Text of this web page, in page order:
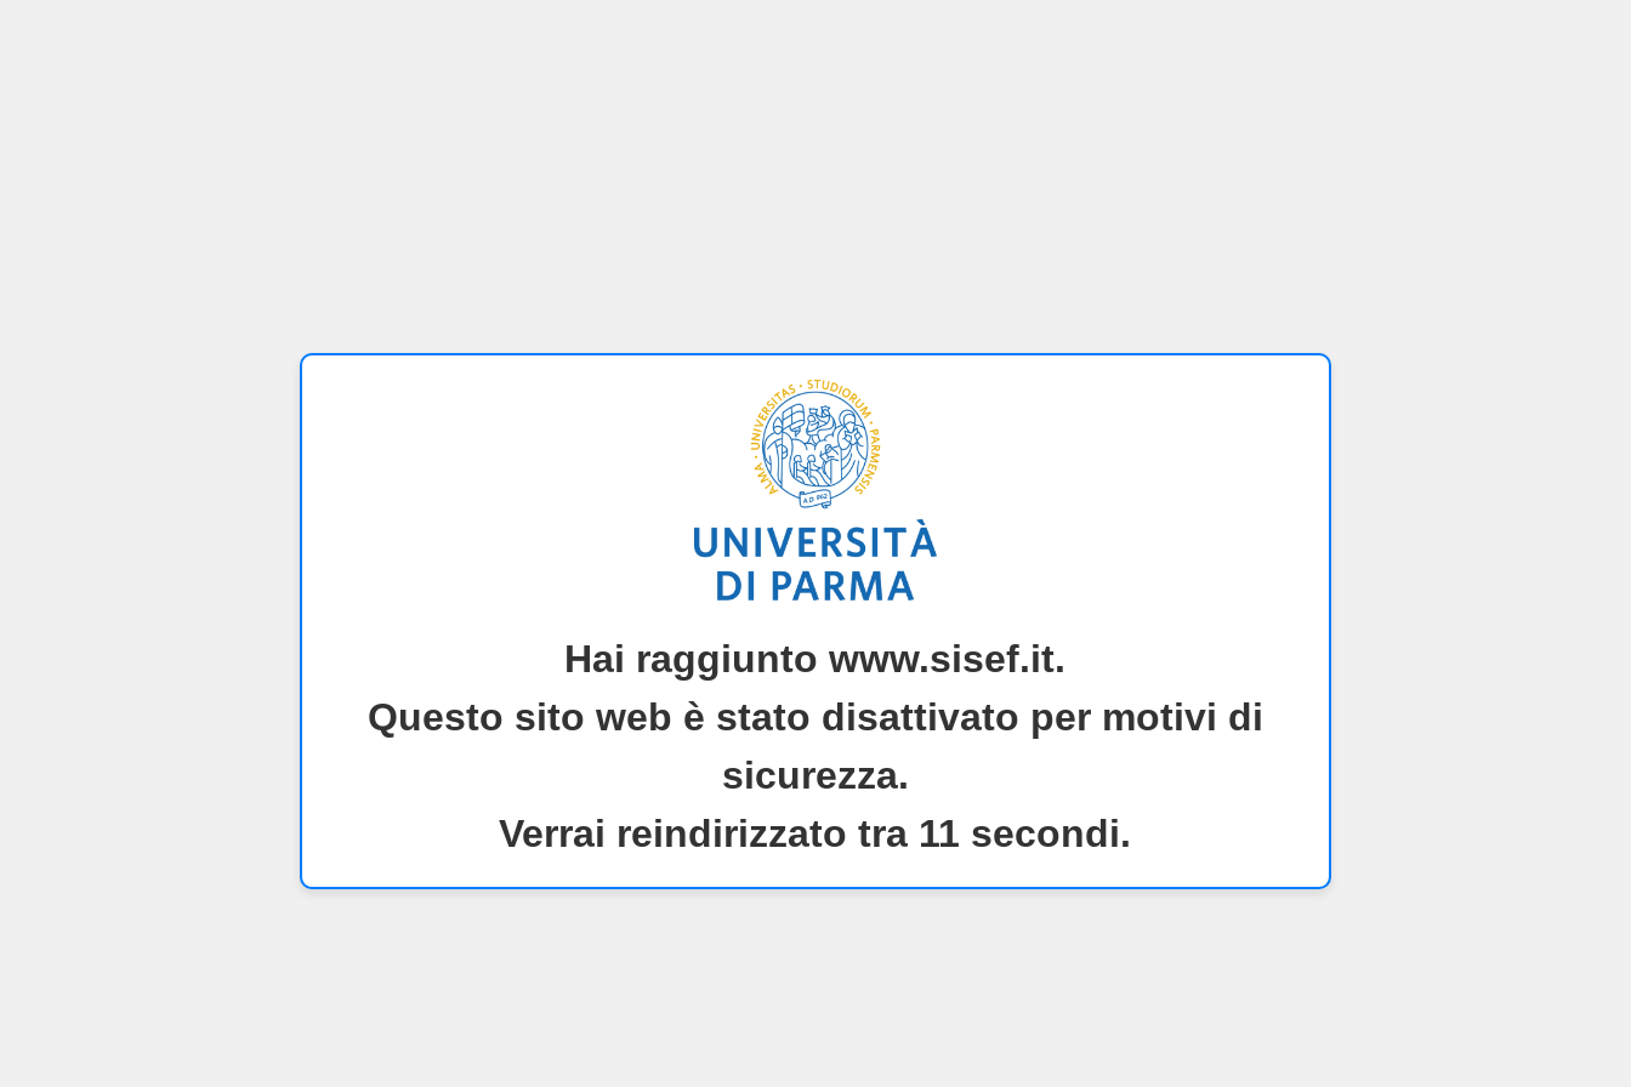
Hai raggiunto www.sisef.it.
Questo sito web è stato disattivato per motivi di
sicurezza.
Verrai reindirizzato tra 11 secondi.